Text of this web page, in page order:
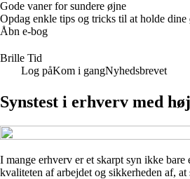
Gode vaner for sundere øjne
Opdag enkle tips og tricks til at holde
Åbn e-bog
Brille Tid
Log påKom i gangNyhedsbrevet
Synstest i erhverv med
I mange erhverv er et skarpt syn ikke
kvaliteten af arbejdet og sikkerheden af,